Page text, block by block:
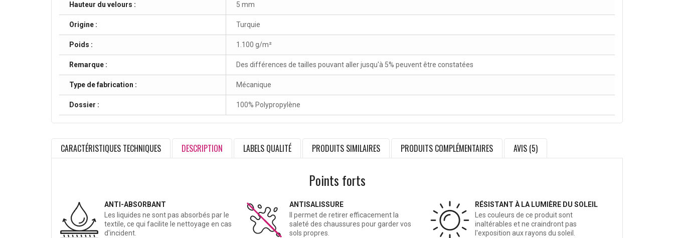
Hauteur du velours : 5 mm
Origine : Turquie
Poids : 1.100 g/m²
Remarque : Des différences de tailles pouvant aller jusqu'à 5% peuvent être constatées
Type de fabrication : Mécanique
Dossier : 100% Polypropylène
CARACTÉRISTIQUES TECHNIQUES DESCRIPTION LABELS QUALITÉ PRODUITS SIMILAIRES PRODUITS COMPLÉMENTAIRES AVIS (5)
Points forts
ANTI-ABSORBANT
Les liquides ne sont pas absorbés par le
textile, ce qui facilite le nettoyage en cas
d'incident.
ANTISALISSURE
Il permet de retirer efficacement la
saleté des chaussures pour garder vos
sols propres.
RÉSISTANT À LA LUMIÈRE DU SOLEIL
Les couleurs de ce produit sont
inaltérables et ne craindront pas
l'exposition aux rayons du soleil.